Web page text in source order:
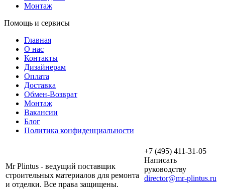
Монтаж
Помощь и сервисы
Главная
О нас
Контакты
Дизайнерам
Оплата
Доставка
Обмен-Возврат
Монтаж
Вакансии
Блог
Политика конфиденциальности
Mr Plintus - ведущий поставщик
строительных материалов для ремонта
и отделки. Все права защищены.
+7 (495) 411-31-05
Написать
руководству
director@mr-plintus.ru